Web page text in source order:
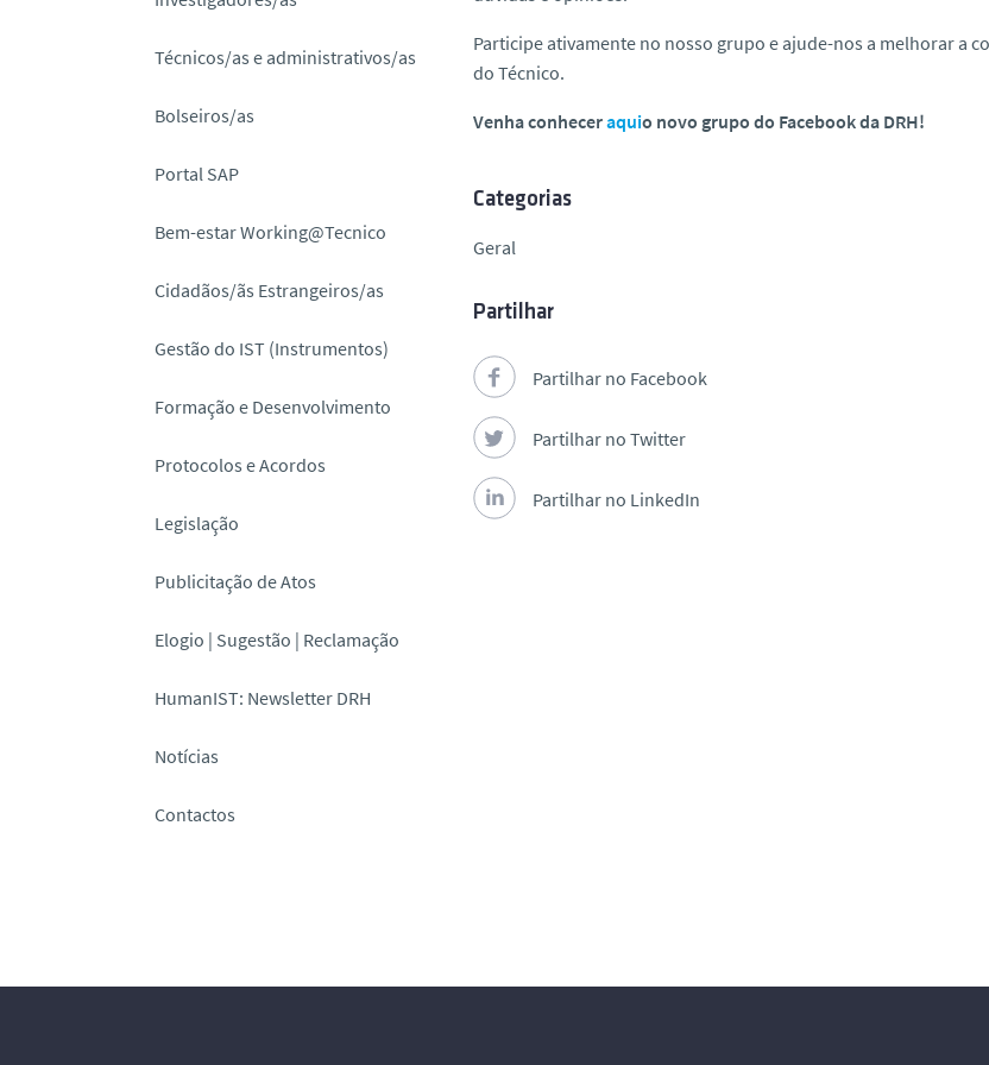
Técnicos/as e administrativos/as
Bolseiros/as
Portal SAP
Bem-estar Working@Tecnico
Cidadãos/ãs Estrangeiros/as
Gestão do IST (Instrumentos)
Formação e Desenvolvimento
Protocolos e Acordos
Legislação
Publicitação de Atos
Elogio | Sugestão | Reclamação
HumanIST: Newsletter DRH
Notícias
Contactos
Participe ativamente no nosso grupo e ajude-nos a melhorar a
do Técnico.
Venha conheceraquio novo grupo do Facebook da DRH!
Categorias
Geral
Partilhar
Partilhar no Facebook
Partilhar no Twitter
Partilhar no LinkedIn